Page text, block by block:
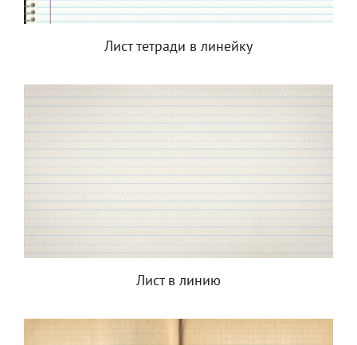
Лист тетради в линейку
Лист в линию